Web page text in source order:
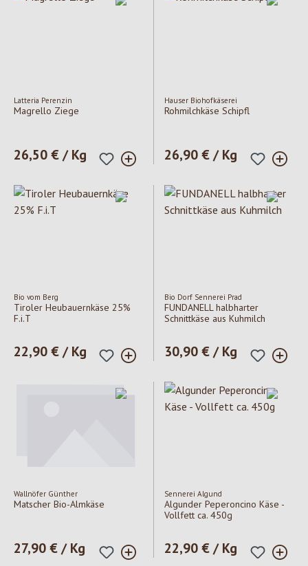
Latteria Perenzin
Magrello Ziege
Regulärer Preis:
26,50 € / Kg
Hauser Biohofkäserei
Rohmilchkäse Schipfl
Regulärer Preis:
26,90 € / Kg
Bio vom Berg
Tiroler Heubauernkäse 25%
F.i.T
Regulärer Preis:
22,90 € / Kg
Bio Dorf Sennerei Prad
FUNDANELL halbharter
Schnittkäse aus Kuhmilch
Regulärer Preis:
30,90 € / Kg
Wallnöfer Günther
Matscher Bio-Almkäse
Regulärer Preis:
27,90 € / Kg
Sennerei Algund
Algunder Peperoncino Käse -
Vollfett ca. 450g
Regulärer Preis:
22,90 € / Kg